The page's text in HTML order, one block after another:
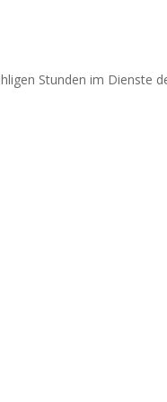
Stunden im Dienste